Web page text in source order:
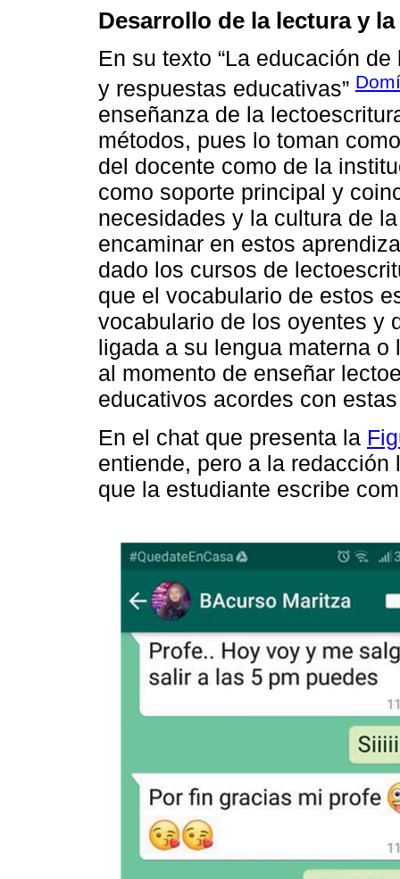
Desarrollo de la lectura y
En su texto “La educación
y respuestas educativas”
enseñanza de la
métodos, pues lo toman
del docente como de la
como soporte principal y
necesidades y la cultura de
encaminar en estos
dado los cursos de
que el vocabulario de estos
vocabulario de los oyentes y
ligada a su lengua materna
al momento de enseñar
educativos acordes con
En el chat que presenta la
entiende, pero a la
que la estudiante escribe